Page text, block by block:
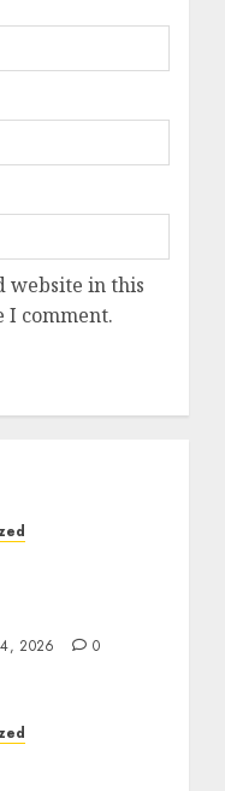
website in this
comment.
2026 0